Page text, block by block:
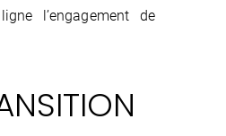
l’engagement de